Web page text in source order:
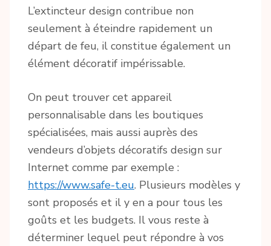
L’extincteur design contribue non
seulement à éteindre rapidement un
départ de feu, il constitue également un
élément décoratif impérissable.
On peut trouver cet appareil
personnalisable dans les boutiques
spécialisées, mais aussi auprès des
vendeurs d’objets décoratifs design sur
Internet comme par exemple :
https://www.safe-t.eu. Plusieurs modèles y
sont proposés et il y en a pour tous les
goûts et les budgets. Il vous reste à
déterminer lequel peut répondre à vos